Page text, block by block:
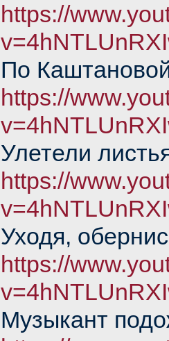
https://
По
https://
Улетели
https://
Уходя,
https://
Музыкант